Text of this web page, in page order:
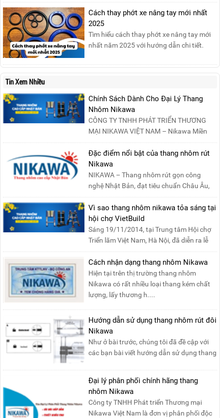
cháy xăng dầu rất dễ lan rộng và gây thiệt
hại nghiêm trọng nếu không được xử lý kịp
thời. Vì vậy, việc hiểu rõ các phương pháp
dập tắt...
Cách thay phớt xe nâng tay mới nhất
2025
Tìm hiểu cách thay phớt xe nâng tay mới
nhất năm 2025 với hướng dẫn chi tiết.
phớt đúng cách, giúp xe nâng hoạt động
Tin Xem Nhiều
Chính Sách Dành Cho Đại Lý Thang
Nhôm Nikawa
CÔNG TY TNHH PHÁT TRIỂN THƯƠNG
MẠI NIKAWA VIỆT NAM – Nikawa Miền
Bắc: Số 19, Đường Trung ....
Đặc điểm nổi bật của thang nhôm rút
Nikawa
NIKAWA – Thang nhôm rút gọn công
nghệ Nhật Bản, đạt tiêu chuẩn Châu Âu,
đảm bảo sự an toàn tuy....
Vì sao thang nhôm nikawa tỏa sáng tại
hội chợ VietBuild
Sáng 19/11/2014, tại Trung tâm Hội chợ
Triển lãm Việt Nam, Hà Nội, đã diễn ra lễ
khai mạc “Triể....
Cách nhận dạng thang nhôm Nikawa
Hiện tại trên thị trường thang nhôm
Nikawa có rất nhiều loại thang kém chất
lượng, lấy thương h....
Hướng dẫn sử dụng thang nhôm rút đôi
Nikawa
Như ở bài trước, chúng tôi đã đề cập với
các bạn bài viết hướng dẫn sử dụng thang
Đại lý phân phối chính hãng thang
nhôm Nikawa
Công ty TNHH Phát triển Thương mại
Nikawa Việt Nam là đơn vị phân phối độc